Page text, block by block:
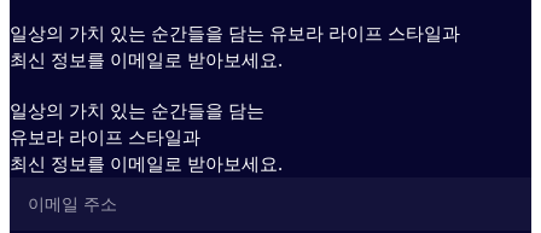
일상의 가치 있는 순간들을 담는 유보라 라이프 스타일과
최신 정보를 이메일로 받아보세요.
일상의 가치 있는 순간들을 담는
유보라 라이프 스타일과
최신 정보를 이메일로 받아보세요.